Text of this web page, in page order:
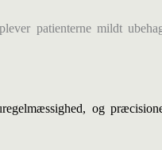
patienterne mildt
og